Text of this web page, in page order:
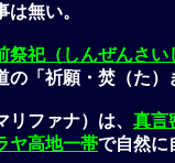
は無い。
祭祀（しんぜんさい
の「祈願・焚（た
リファナ）は、 真言
ヤ高地一帯で自然に